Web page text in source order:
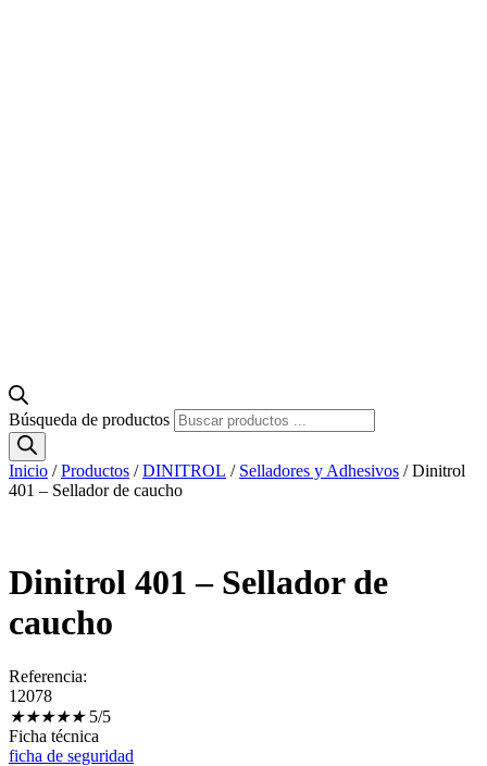
Búsqueda de productos
Inicio /Productos /DINITROL / Selladores y Adhesivos / Dinitrol
401 – Sellador de caucho
Dinitrol 401 – Sellador de
caucho
Referencia:
12078
★★★★★ 5/5
Ficha técnica
ficha de seguridad